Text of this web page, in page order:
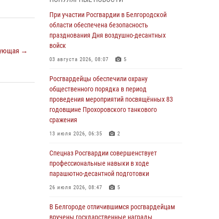
→
немецко ‑фашистских захватчиков
05 августа 2026, 08:34 4
Росгвардия призывает белгородских
владельцев оружия не затягивать с
05 августа 2026, 05:01
Росгвардейцы спасли раненого при атаке
FPV-дрона ВСУ жителя белгородского
приграничья
04 августа 2026, 10:43
За неделю белгородские росгвардейцы
пресекли свыше 130 правонарушений
04 августа 2026, 06:03
подозреваемую в краже товаров из
гипермаркета в Белгороде
При участии Росгвардии в Белгородской
области обеспечена безопасность
празднования Дня воздушно-десантных
войск
03 августа 2026, 08:07 5
Росгвардейцы обеспечили охрану
общественного порядка в период
проведения мероприятий посвящённых 83
годовщине Прохоровского танкового
сражения
13 июля 2026, 06:35 2
Спецназ Росгвардии совершенствует
профессиональные навыки в ходе
парашютно-десантной подготовки
26 июля 2026, 08:47 5
В Белгороде отличившимся росгвардейцам
вручены государственные награды